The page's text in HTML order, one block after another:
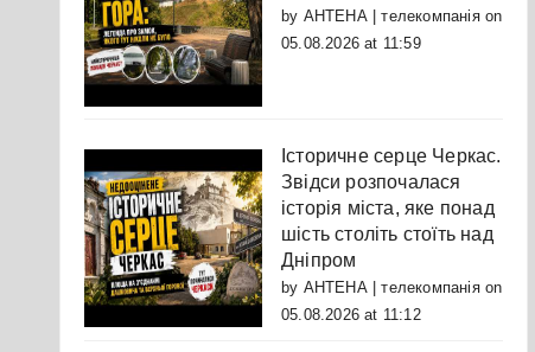
by АНТЕНА | телекомпаніяon
05.08.2026 at 11:59
Історичне серце Черкас.
Звідси розпочалася
історія міста, яке понад
шість століть стоїть над
Дніпром
by АНТЕНА | телекомпаніяon
05.08.2026 at 11:12